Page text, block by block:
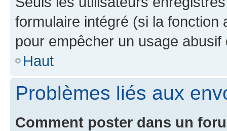
formulaire intégré (si la
pour empêcher un usage
Haut
Problèmes liés aux
Comment poster dans un